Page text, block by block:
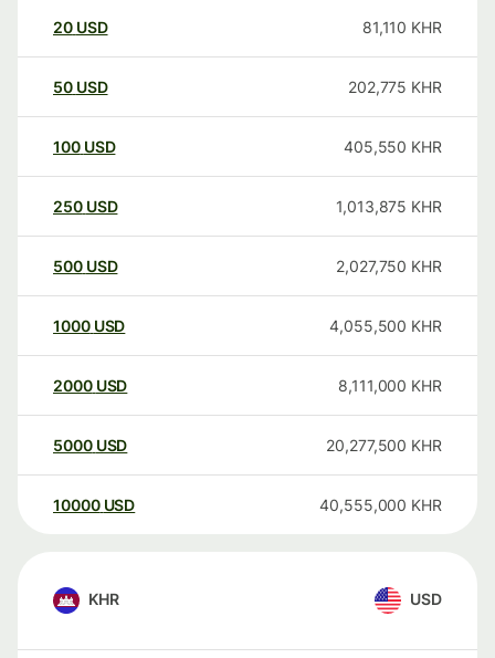
20 USD 81,110 KHR
50 USD 202,775 KHR
100 USD 405,550 KHR
250 USD 1,013,875 KHR
500 USD 2,027,750 KHR
1000 USD 4,055,500 KHR
2000 USD 8,111,000 KHR
5000 USD 20,277,500 KHR
10000 USD 40,555,000 KHR
KHR USD